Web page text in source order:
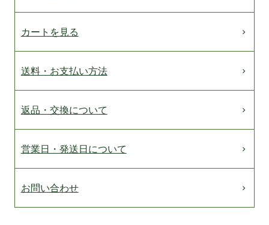
カートを見る
送料・お支払い方法
返品・交換について
営業日・発送日について
お問い合わせ